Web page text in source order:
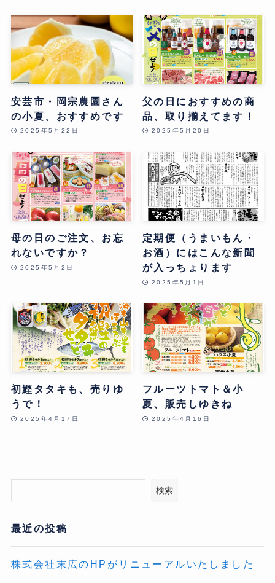
安芸市・岡宗農園さん
の小夏、おすすめです
2025年5月22日
父の日におすすめの商
品、取り揃えてます！
2025年5月20日
母の日のご注文、お忘
れないですか？
2025年5月2日
定期便（うまいもん・
お酒）にはこんな新聞
が入っちょります
2025年5月1日
初鰹タタキも、売りゆ
うで！
2025年4月17日
フルーツトマト＆小
夏、販売しゆきね
2025年4月16日
検索
最近の投稿
株式会社末広のHPがリニューアルいたしました